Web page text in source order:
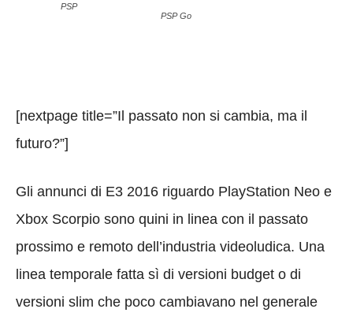
PSP
PSP Go
[nextpage title=”Il passato non si cambia, ma il
futuro?”]
Gli annunci di E3 2016 riguardo PlayStation Neo e
Xbox Scorpio sono quini in linea con il passato
prossimo e remoto dell’industria videoludica. Una
linea temporale fatta sì di versioni budget o di
versioni slim che poco cambiavano nel generale